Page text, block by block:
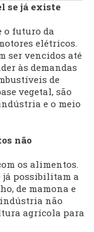
se já existe
o futuro da
elétricos.
ser vencidos até
às demandas
de
vegetal, são
e o meio
não
os alimentos.
já possibilitam a
de mamona e
indústria não
agrícola para